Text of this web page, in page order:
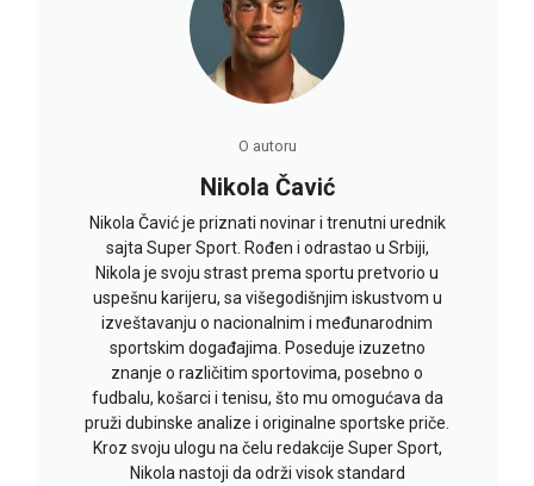
O autoru
Nikola Čavić
Nikola Čavić je priznati novinar i trenutni urednik
sajta Super Sport. Rođen i odrastao u Srbiji,
Nikola je svoju strast prema sportu pretvorio u
uspešnu karijeru, sa višegodišnjim iskustvom u
izveštavanju o nacionalnim i međunarodnim
sportskim događajima. Poseduje izuzetno
znanje o različitim sportovima, posebno o
fudbalu, košarci i tenisu, što mu omogućava da
pruži dubinske analize i originalne sportske priče.
Kroz svoju ulogu na čelu redakcije Super Sport,
Nikola nastoji da održi visok standard